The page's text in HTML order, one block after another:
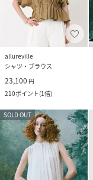
allureville
シャツ・ブラウス
23,100 円
210ポイント(1倍)
SOLD OUT